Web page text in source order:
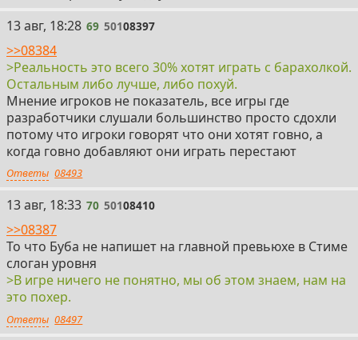
69
13 авг, 18:28 69 50108397
>>08384
>Реальность это всего 30% хотят играть с барахолкой.
Остальным либо лучше, либо похуй.
Мнение игроков не показатель, все игры где
разработчики слушали большинство просто сдохли
потому что игроки говорят что они хотят говно, а
когда говно добавляют они играть перестают
Ответы 08493
70
13 авг, 18:33 70 50108410
>>08387
То что Буба не напишет на главной превьюхе в Стиме
слоган уровня
>В игре ничего не понятно, мы об этом знаем, нам на
это похер.
Ответы 08497